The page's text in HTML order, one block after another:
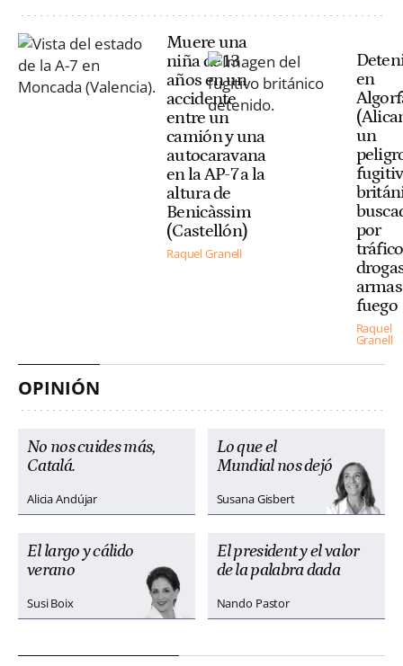
Muere una
niña de 13
años en un
accidente
entre un
camión y una
autocaravana
en la AP-7 a la
altura de
Benicàssim
(Castellón)
Raquel Granell
en
un
por
fuego
Raquel
Granell
OPINIÓN
No nos cuides más,
Catalá.
Alicia Andújar
Lo que el
Mundial nos dejó
Susana Gisbert
El largo y cálido
verano
Susi Boix
El president y el valor
de la palabra dada
Nando Pastor